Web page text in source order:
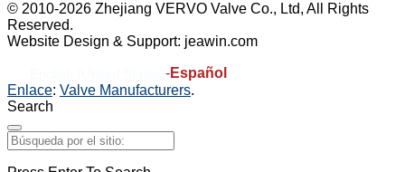
© 2010-2026 Zhejiang VERVO Valve Co., Ltd, All Rights
Reserved.
Website Design & Support: jeawin.com
-Español
Enlace: Valve Manufacturers.
Search